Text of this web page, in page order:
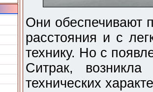
Они обеспечивают
расстояния и с
технику. Но с
Ситрак, возникла
технических